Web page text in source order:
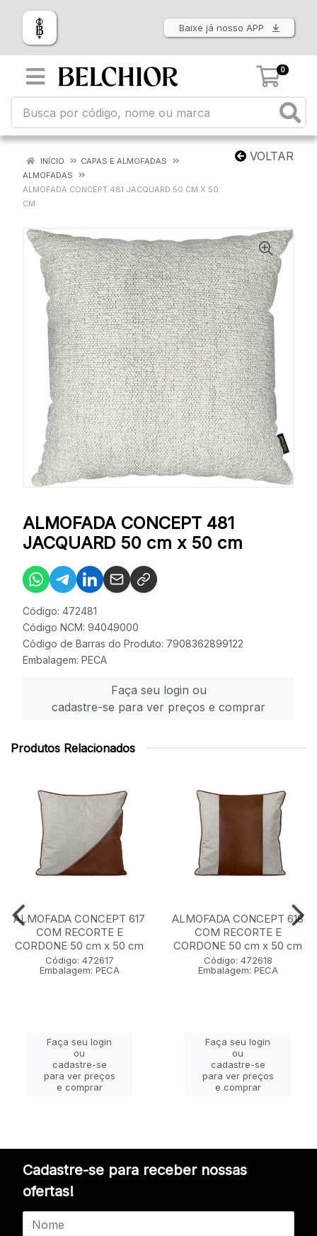
Baixe já nosso APP
0
VOLTAR
INÍCIO
CAPAS E ALMOFADAS
ALMOFADAS
ALMOFADA CONCEPT 481 JACQUARD 50 CM X 50
CM
ALMOFADA CONCEPT 481
JACQUARD 50 cm x 50 cm
Código: 472481
Código NCM: 94049000
Código de Barras do Produto: 7908362899122
Embalagem: PECA
Faça seu login ou
cadastre-se para ver preços e comprar
Produtos Relacionados
ALMOFADA CONCEPT 617
COM RECORTE E
CORDONE 50 cm x 50 cm
Código: 472617
Embalagem: PECA
Faça seu login
ou
cadastre-se
para ver preços
e comprar
ALMOFADA CONCEPT 618
COM RECORTE E
CORDONE 50 cm x 50 cm
Código: 472618
Embalagem: PECA
Faça seu login
ou
cadastre-se
para ver preços
e comprar
Cadastre-se para receber nossas
ofertas!